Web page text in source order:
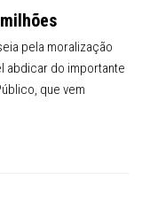
pela moralização
abdicar do importante
que vem